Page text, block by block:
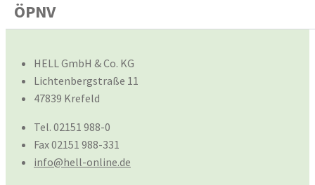
ÖPNV
HELL GmbH & Co. KG
Lichtenbergstraße 11
47839 Krefeld
Tel. 02151 988-0
Fax 02151 988-331
info@hell-online.de